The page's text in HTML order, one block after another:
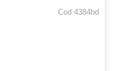
Cod 4384bd